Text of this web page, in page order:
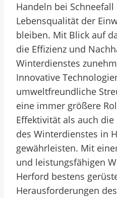
Handeln bei
Lebensqualität der
bleiben. Mit Blick auf
die Effizienz und
Winterdienstes
Innovative
umweltfreundliche
eine immer größere
Effektivität als auch
des Winterdienstes in
gewährleisten. Mit
und leistungsfähigen
Herford bestens
Herausforderungen